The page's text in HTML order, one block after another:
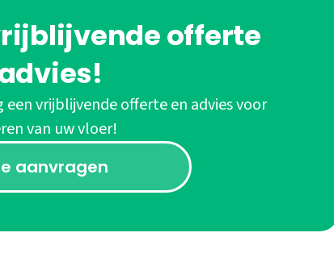
offerte
vrijblijvende offerte en advies voor
van uw vloer!
aanvragen